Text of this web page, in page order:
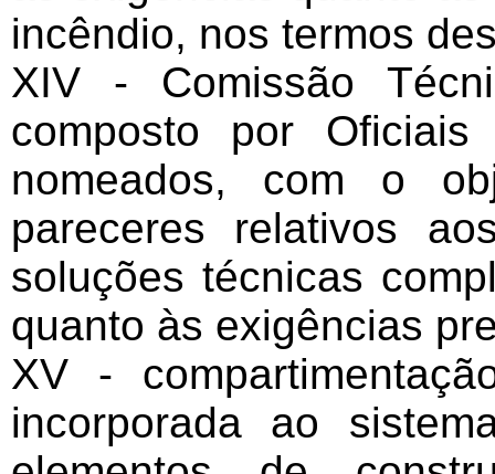
incêndio, nos termos
XIV - Comissão
composto por Oficiais
nomeados, com o
pareceres relativos
soluções técnicas
quanto às exigências
XV -
incorporada ao